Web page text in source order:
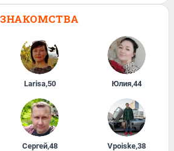
ЗНАКОМСТВА
Larisa,50 Юлия,44
Сергей,48 Vpoiske,38